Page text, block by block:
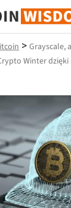
Bitcoina
> Grayscale,
Winter